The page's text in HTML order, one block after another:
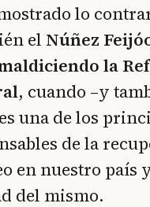
lo
el Núñez
la
, cuando –y
una de los
de la
en nuestro país
del mismo.